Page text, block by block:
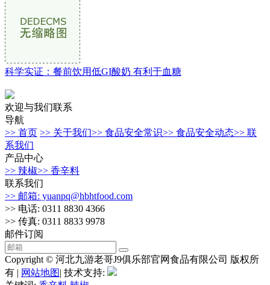
科学实证：餐前饮用低GI酸奶 有利于血糖
欢迎与我们联系
导航
>> 首页 >> 关于我们>> 食品安全常识>> 食品安全动态>> 联
系我们
产品中心
>> 辣椒>> 香辛料
联系我们
>> 邮箱: yuanpq@hbhtfood.com
>> 电话: 0311 8830 4366
>> 传真: 0311 8833 9978
邮件订阅
Copyright © 河北九游老哥J9俱乐部官网食品有限公司 版权所
有 | 网站地图| 技术支持: